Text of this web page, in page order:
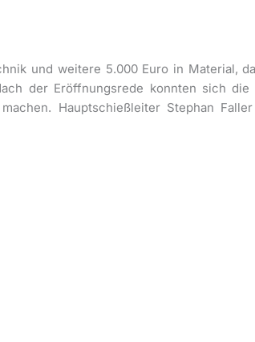
und weitere 5.000 Euro in Material,
der Eröffnungsrede konnten sich
Hauptschießleiter Stephan